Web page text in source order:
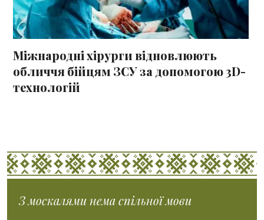
Міжнародні хірурги відновлюють
обличчя бійцям ЗСУ за допомогою 3D-
технологій
З москалями нема спільної мови